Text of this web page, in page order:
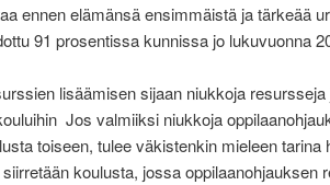
ennen elämänsä ensimmäistä ja tärkeää
91 prosentissa kunnissa jo lukuvuonna
lisäämisen sijaan niukkoja
Jos valmiiksi niukkoja
toiseen, tulee väkistenkin mieleen
koulusta, jossa oppilaanohjauksen